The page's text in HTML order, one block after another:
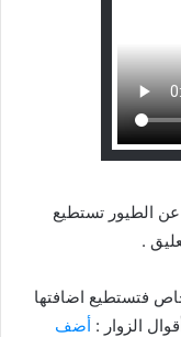
الطيور تستطيع
.
فتستطيع اضافتها
الزوار : أضف